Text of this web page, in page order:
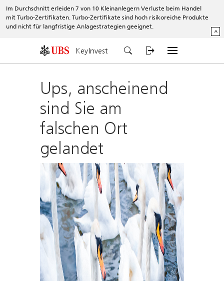
Im Durchschnitt erleiden 7 von 10 Kleinanlegern Verluste beim Handel
mit Turbo-Zertifikaten. Turbo-Zertifikate sind hoch risikoreiche Produkte
und nicht für langfristige Anlagestrategien geeignet.
^
KeyInvest
Ups, anscheinend
sind Sie am
falschen Ort
gelandet